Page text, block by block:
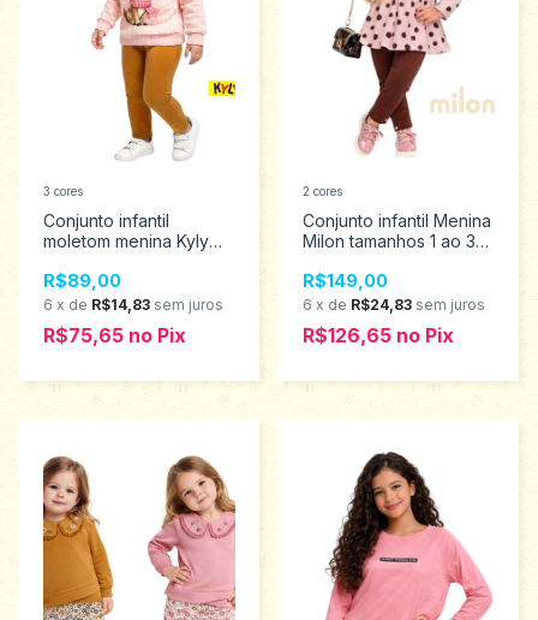
Conjunto infantil
moletom menina Kyly
R$89,00
6 x de R$14,83 sem juros
R$75,65 no Pix
3 cores
Conjunto infantil Menina
Milon tamanhos 1 ao 3
R$149,00
6 x de R$24,83 sem juros
R$126,65 no Pix
2 cores